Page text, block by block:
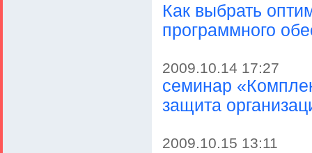
Как выбрать
программного
2009.10.14 17:27
семинар
защита
2009.10.15 13:11